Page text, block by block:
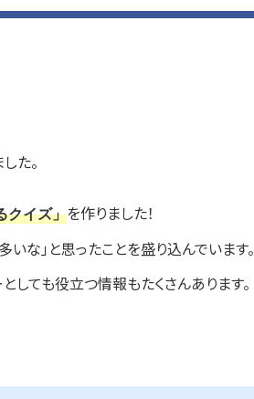
た。
クイズ」を作りました！
な」と思ったことを盛り込んでいます。
しても役立つ情報もたくさんあります。